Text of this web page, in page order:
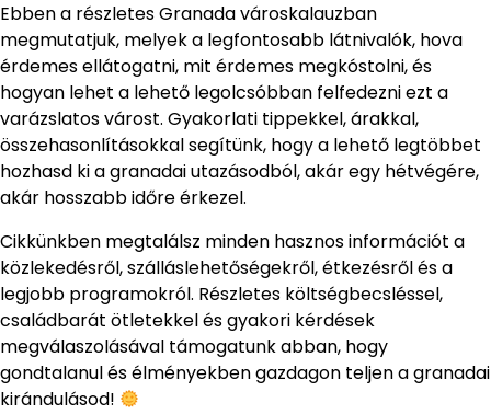
Ebben a részletes Granada városkalauzban
megmutatjuk, melyek a legfontosabb látnivalók, hova
érdemes ellátogatni, mit érdemes megkóstolni, és
hogyan lehet a lehető legolcsóbban felfedezni ezt a
varázslatos várost. Gyakorlati tippekkel, árakkal,
összehasonlításokkal segítünk, hogy a lehető legtöbbet
hozhasd ki a granadai utazásodból, akár egy hétvégére,
akár hosszabb időre érkezel.
Cikkünkben megtalálsz minden hasznos információt a
közlekedésről, szálláslehetőségekről, étkezésről és a
legjobb programokról. Részletes költségbecsléssel,
családbarát ötletekkel és gyakori kérdések
megválaszolásával támogatunk abban, hogy
gondtalanul és élményekben gazdagon teljen a granadai
kirándulásod!